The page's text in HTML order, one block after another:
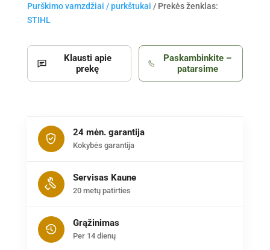
Purškimo vamzdžiai / purkštukai
Prekės ženklas:
STIHL
Klausti apie
prekę
Paskambinkite –
patarsime
24 mėn. garantija
Kokybės garantija
Servisas Kaune
20 metų patirties
Grąžinimas
Per 14 dienų